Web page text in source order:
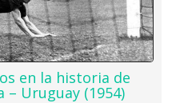
en la historia de
– Uruguay (1954)